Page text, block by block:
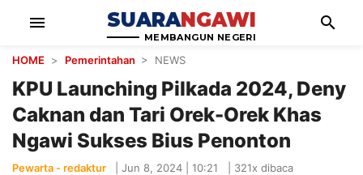
menu SUARANGAWI
MEMBANGUN NEGERI
search
HOME > Pemerintahan > NEWS
KPU Launching Pilkada 2024, Deny
Caknan dan Tari Orek-Orek Khas
Ngawi Sukses Bius Penonton
Pewarta - redaktur Jun 8, 2024 | 10:21 321x dibaca